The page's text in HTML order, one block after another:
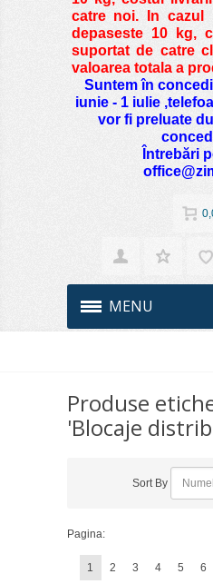
catre noi. In cazul
depaseste 10 kg,
suportat de catre
valoarea totala a
Suntem în
iunie - 1 iulie
vor fi preluate
Întrebări
MENU
Produse
'Blocaje
Sort By
Pagina:
1 2 3 4 5 6